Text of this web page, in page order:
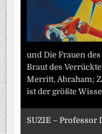
und Die Frauen
Braut des
Merritt, Abraham;
ist der größte
SUZIE – Professor